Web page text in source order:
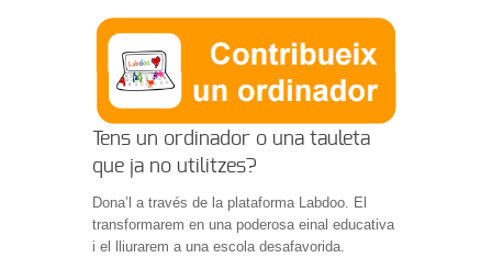
Tens un ordinador o una tauleta
que ja no utilitzes?
Dona’l a través de la plataforma Labdoo. El
transformarem en una poderosa einal educativa
i el lliurarem a una escola desafavorida.